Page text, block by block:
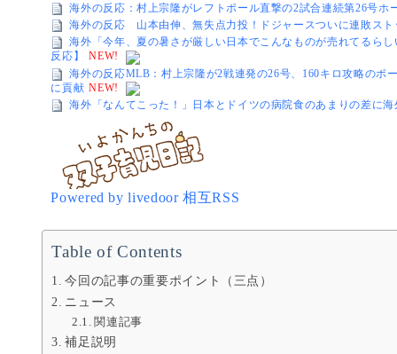
海外の反応：村上宗隆がレフトポール直撃の2試合連続第26号ホ
海外の反応 山本由伸、無失点力投！ドジャースついに連敗スト
海外「今年、夏の暑さが厳しい日本でこんなものが売れてるら
反応】
NEW!
海外の反応MLB：村上宗隆が2戦連発の26号、160キロ攻略のポ
に貢献 NEW!
海外「なんてこった！」日本とドイツの病院食のあまりの差に
Powered by livedoor 相互RSS
Table of Contents
今回の記事の重要ポイント（三点）
ニュース
関連記事
補足説明